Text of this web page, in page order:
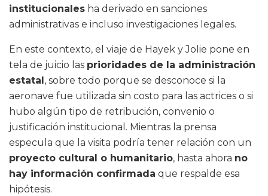
institucionales ha derivado en sanciones
administrativas e incluso investigaciones legales.
En este contexto, el viaje de Hayek y Jolie pone en
tela de juicio las prioridades de la administración
estatal, sobre todo porque se desconoce si la
aeronave fue utilizada sin costo para las actrices o si
hubo algún tipo de retribución, convenio o
justificación institucional. Mientras la prensa
especula que la visita podría tener relación con un
proyecto cultural o humanitario, hasta ahora no
hay información confirmada que respalde esa
hipótesis.